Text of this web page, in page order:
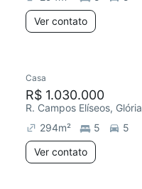
Ver contato
Casa
R$ 1.030.000
R. Campos Elíseos, Glória
294m² 5
5
Ver contato